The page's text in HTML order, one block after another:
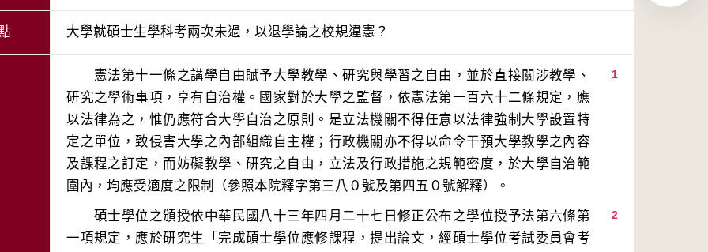
大學就碩士生學科考兩次未過，以退學論之校規違憲？
1
憲法第十一條之講學自由賦予大學教學、研究與學習之自由，並於直接關涉教學、
研究之學術事項，享有自治權。國家對於大學之監督，依憲法第一百六十二條規定，應
以法律為之，惟仍應符合大學自治之原則。是立法機關不得任意以法律強制大學設置特
定之單位，致侵害大學之內部組織自主權；行政機關亦不得以命令干預大學教學之內容
及課程之訂定，而妨礙教學、研究之自由，立法及行政措施之規範密度，於大學自治範
2
碩士學位之頒授依中華民國八十三年四月二十七日修正公布之學位授予法第六條第
一項規定，應於研究生「完成碩士學位應修課程，提出論文，經碩士學位考試委員會考